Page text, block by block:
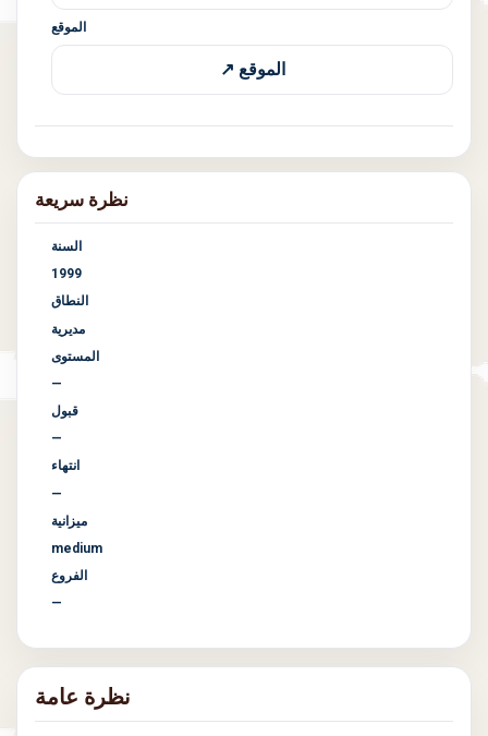
الموقع
الموقع ↗
نظرة سريعة
السنة
1999
النطاق
مديرية
المستوى
—
قبول
—
انتهاء
—
ميزانية
medium
الفروع
—
نظرة عامة